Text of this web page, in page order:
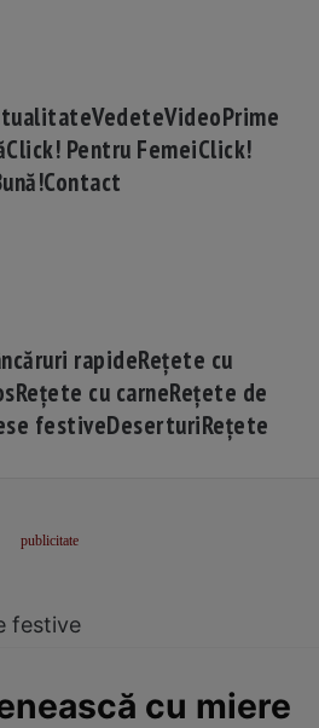
VedeteVideoPrime
Click! Pentru FemeiClick!
Contact
rapideRețete cu
Rețete cu carneRețete de
festiveDeserturiRețete
festive
cu miere